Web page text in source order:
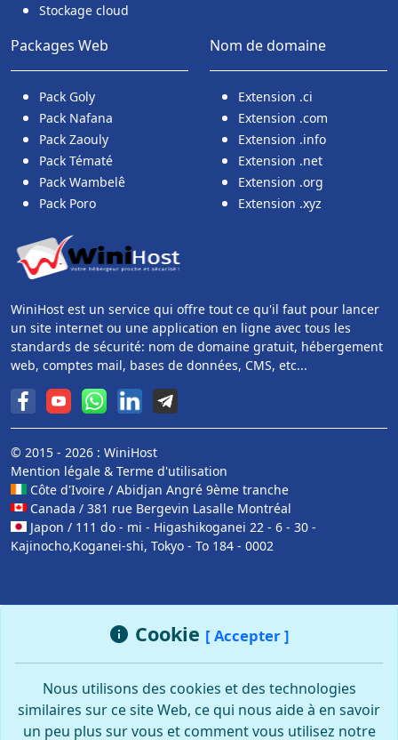
Stockage cloud
Packages Web
Pack Goly
Pack Nafana
Pack Zaouly
Pack Tématé
Pack Wambelê
Pack Poro
Nom de domaine
Extension .ci
Extension .com
Extension .info
Extension .net
Extension .org
Extension .xyz
WiniHost est un service qui offre tout ce qu'il faut pour lancer
un site internet ou une application en ligne avec tous les
standards de sécurité: nom de domaine gratuit, hébergement
web, comptes mail, bases de données, CMS, etc...
© 2015 - 2026 : WiniHost
Mention légale & Terme d'utilisation
Côte d'Ivoire / Abidjan Angré 9ème tranche
Canada / 381 rue Bergevin Lasalle Montréal
Japon / 111 do - mi - Higashikoganei 22 - 6 - 30 -
Kajinocho,Koganei-shi, Tokyo - To 184 - 0002
Cookie [ Accepter ]
Nous utilisons des cookies et des technologies
similaires sur ce site Web, ce qui nous aide à en savoir
un peu plus sur vous et comment vous utilisez notre